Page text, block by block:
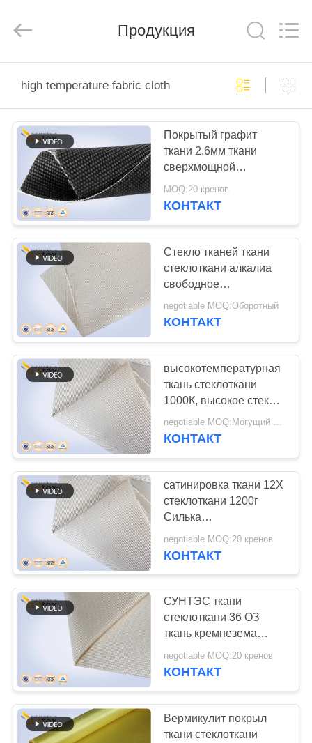
ПРОДУКТЫ
НАС
ЭКСКУРСИЯ
ПО
ЗАВОДУ
КОНТРОЛЬ
КАЧЕСТВА
СВЯЖИТЕСЬ
ЗАПРОСИТЕ
ЦИТАТУ
КАРТА
САЙТА
PRIVACY
POLICY
Industrial
Co.,Ltd..
Продукция
high temperature fabric cloth
Покрытый графит
ткани 2.6мм ткани
сверхмощной
стеклоткани одеяла
предохранения от
MOQ:20 кренов
КОНТАКТ
Стекло тканей ткани
стеклоткани алкалиа
свободное
высокотемпературное
- войлок волокна
negotiable MOQ:Оборотный
КОНТАКТ
высокотемпературная
ткань стеклоткани
1000К, высокое стекло
кремнезема - ткань
барьера огня ткани
negotiable MOQ:Могущий быть предметом переговоров
КОНТАКТ
сатинировка ткани 12Х
стеклоткани 1200г
Силька
высокотемпературная
для сваривая одеяла
negotiable MOQ:20 кренов
КОНТАКТ
СУНТЭС ткани
стеклоткани 36 ОЗ
ткань кремнезема
барьера
высокотемпературной
negotiable MOQ:20 кренов
КОНТАКТ
Вермикулит покрыл
ткани стеклоткани